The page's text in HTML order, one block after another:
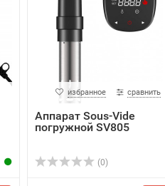
избранное сравнить
Аппарат Sous-Vide
погружной SV805
(0)